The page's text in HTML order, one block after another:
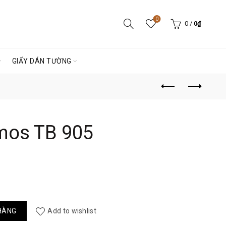
0
0 / 0₫
GIẤY DÁN TƯỜNG
TB 905
Add to wishlist